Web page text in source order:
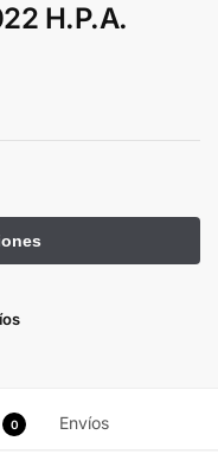
H.P.A.
0 Envíos